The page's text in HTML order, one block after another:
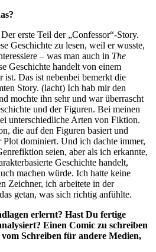
erste Teil der „Confessor“-Story.
Geschichte zu lesen, weil er wusste,
– was man auch in The
Geschichte handelt von einem
ist. Das ist nebenbei bemerkt die
Story. (lacht) Ich hab mir den
mochte ihn sehr und war überrascht
und der Figuren. Bei meinen
unterschiedliche Arten von Fiktion.
die auf den Figuren basiert und
dominiert. Und ich dachte immer,
seien, aber als ich erkannte,
Geschichte handelt,
machen würde. Ich hatte keine
Zeichner, ich arbeitete in der
getan, was sich richtig anfühlte.
erlernt? Hast Du fertige
Einen Comic zu schreiben
Schreiben für andere Medien,